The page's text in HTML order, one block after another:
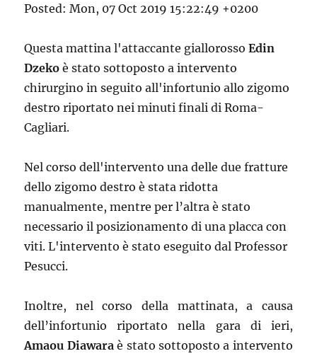
Posted: Mon, 07 Oct 2019 15:22:49 +0200
Questa mattina l'attaccante giallorossoEdin
Dzeko è stato sottoposto a intervento
chirurgino in seguito all'infortunio allo zigomo
destro riportato nei minuti finali di Roma-
Cagliari.
Nel corso dell'intervento una delle due fratture
dello zigomo destro è stata ridotta
manualmente, mentre per l’altra è stato
necessario il posizionamento di una placca con
viti. L'intervento è stato eseguito dal Professor
Pesucci.
Inoltre, nel corso della mattinata, a causa
dell’infortunio riportato nella gara di ieri,
Amaou Diawara è stato sottoposto a intervento